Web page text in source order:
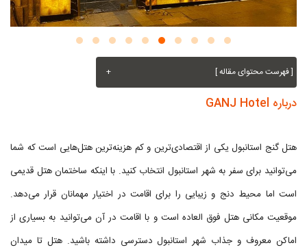
[ فهرست محتوای مقاله ] +
درباره GANJ Hotel
هتل گنج استانبول یکی از اقتصادی‌ترین و کم هزینه‌ترین هتل‌هایی است که شما
می‌توانید برای سفر به شهر استانبول انتخاب کنید. با اینکه ساختمان هتل قدیمی
است اما محیط دنج و زیبایی را برای اقامت در اختیار مهمانان قرار می‌دهد.
موقعیت مکانی هتل فوق العاده است و با اقامت در آن می‌توانید به بسیاری از
اماکن معروف و جذاب شهر استانبول دسترسی داشته باشید. هتل تا میدان